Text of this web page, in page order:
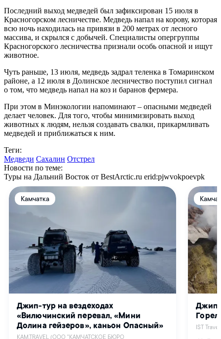
Последний выход медведей был зафиксирован 15 июля в
Красногорском лесничестве. Медведь напал на корову, которая
всю ночь находилась на привязи в 200 метрах от лесного
массива, и скрылся с добычей. Специалисты опергруппы
Красногорского лесничества признали особь опасной и ищут
животное.
Чуть раньше, 13 июля, медведь задрал теленка в Томаринском
районе, а 12 июля в Долинское лесничество поступил сигнал
о том, что медведь напал на коз и баранов фермера.
При этом в Минэкологии напоминают – опасными медведей
делает человек. Для того, чтобы минимизировать выход
животных к людям, нельзя создавать свалки, прикармливать
медведей и приближаться к ним.
Теги:
Медведи Сахалин Отстрел
Новости по теме:
Туры на Дальний Восток от BestArctic.ru erid:pjwvokpoevpk